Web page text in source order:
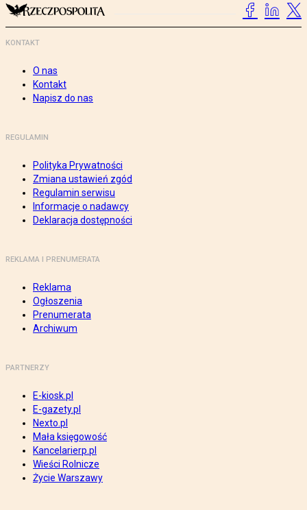
KONTAKT
O nas
Kontakt
Napisz do nas
REGULAMIN
Polityka Prywatności
Zmiana ustawień zgód
Regulamin serwisu
Informacje o nadawcy
Deklaracja dostępności
REKLAMA I PRENUMERATA
Reklama
Ogłoszenia
Prenumerata
Archiwum
PARTNERZY
E-kiosk.pl
E-gazety.pl
Nexto.pl
Mała księgowość
Kancelarierp.pl
Wieści Rolnicze
Życie Warszawy